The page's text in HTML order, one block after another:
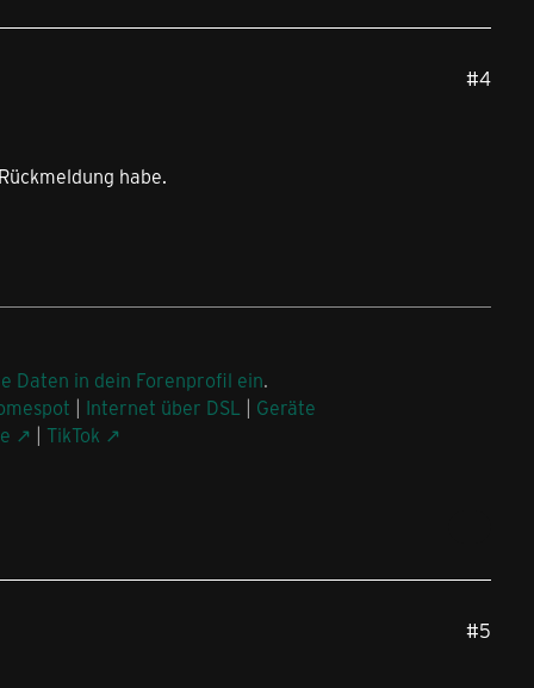
#4
habe.
Daten in dein Forenprofil ein.
| Internet über DSL | Geräte
| TikTok
#5